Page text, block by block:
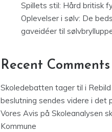
Spillets stil: Hård britisk
Oplevelser i sølv: De
gaveidéer til
Recent Comments
Skoledebatten tager til i
beslutning sendes videre i det
Vores Avis på Skoleanalysen
Kommune